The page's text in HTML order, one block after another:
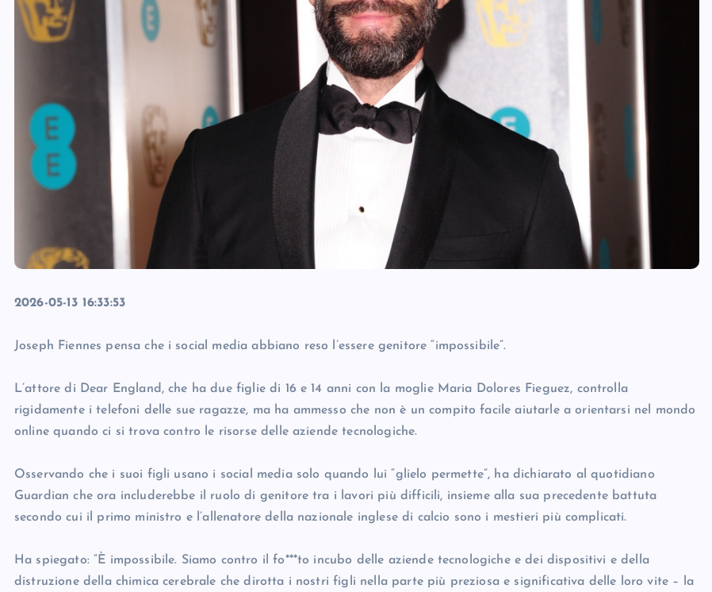
2026-05-13 16:33:53
Joseph Fiennes pensa che i social media abbiano reso l’essere genitore “impossibile”.
L’attore di Dear England, che ha due figlie di 16 e 14 anni con la moglie Maria Dolores Fieguez, controlla
rigidamente i telefoni delle sue ragazze, ma ha ammesso che non è un compito facile aiutarle a orientarsi nel mondo
online quando ci si trova contro le risorse delle aziende tecnologiche.
Osservando che i suoi figli usano i social media solo quando lui “glielo permette”, ha dichiarato al quotidiano
Guardian che ora includerebbe il ruolo di genitore tra i lavori più difficili, insieme alla sua precedente battuta
secondo cui il primo ministro e l’allenatore della nazionale inglese di calcio sono i mestieri più complicati.
Ha spiegato: “È impossibile. Siamo contro il fo***to incubo delle aziende tecnologiche e dei dispositivi e della
distruzione della chimica cerebrale che dirotta i nostri figli nella parte più preziosa e significativa delle loro vite – la